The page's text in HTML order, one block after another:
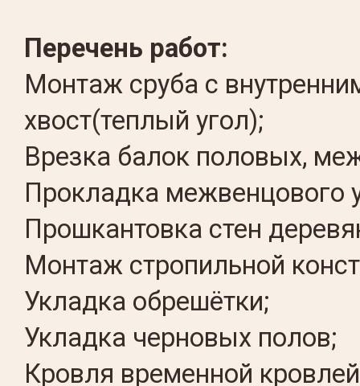
Перечень работ:
Монтаж сруба с
хвост(теплый угол);
Врезка балок половых,
Прокладка межвенцового
Прошкантовка стен
Монтаж стропильной
Укладка обрешётки;
Укладка черновых полов;
Кровля временной